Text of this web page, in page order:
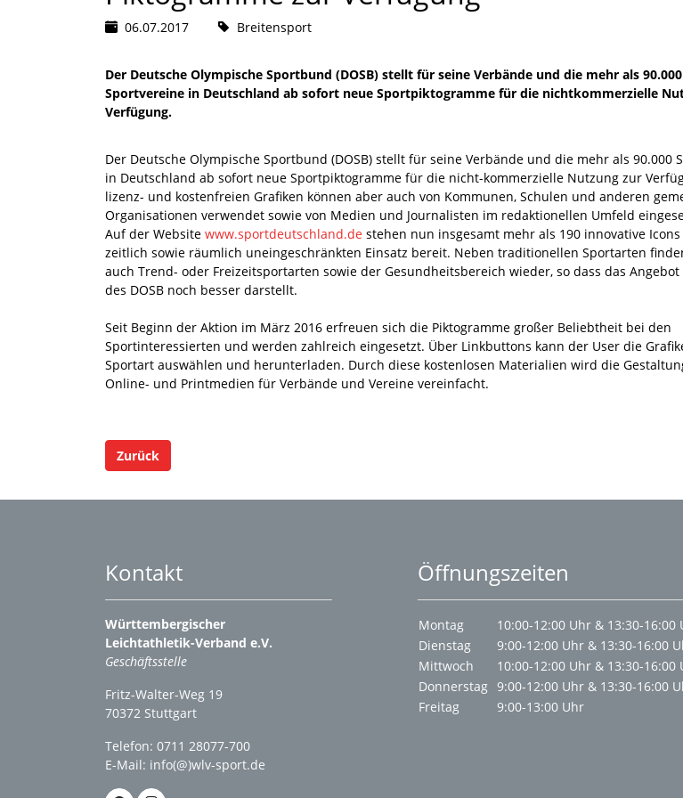
06.07.2017 Breitensport
Der Deutsche Olympische Sportbund (DOSB) stellt für seine Verbände und die mehr als 90.000
Sportvereine in Deutschland ab sofort neue Sportpiktogramme für die nichtkommerzielle
Verfügung.
Der Deutsche Olympische Sportbund (DOSB) stellt für seine Verbände und die mehr als 90.000
in Deutschland ab sofort neue Sportpiktogramme für die nicht-kommerzielle Nutzung zur
lizenz- und kostenfreien Grafiken können aber auch von Kommunen, Schulen und anderen
Organisationen verwendet sowie von Medien und Journalisten im redaktionellen Umfeld
Auf der Website www.sportdeutschland.de stehen nun insgesamt mehr als 190 innovative Icons
zeitlich sowie räumlich uneingeschränkten Einsatz bereit. Neben traditionellen Sportarten
auch Trend- oder Freizeitsportarten sowie der Gesundheitsbereich wieder, so dass das
des DOSB noch besser darstellt.
Seit Beginn der Aktion im März 2016 erfreuen sich die Piktogramme großer Beliebtheit bei den
Sportinteressierten und werden zahlreich eingesetzt. Über Linkbuttons kann der User die
Sportart auswählen und herunterladen. Durch diese kostenlosen Materialien wird die
Online- und Printmedien für Verbände und Vereine vereinfacht.
Zurück
Kontakt
Württembergischer
Leichtathletik-Verband e.V.
Geschäftsstelle
Fritz-Walter-Weg 19
70372 Stuttgart
Telefon: 0711 28077-700
E-Mail: info(@)wlv-sport.de
Öffnungszeiten
Montag
10:00-12:00 Uhr & 13:30-16:00
Dienstag
9:00-12:00 Uhr & 13:30-16:00
Mittwoch
10:00-12:00 Uhr & 13:30-16:00
Donnerstag 9:00-12:00 Uhr & 13:30-16:00
Freitag
9:00-13:00 Uhr